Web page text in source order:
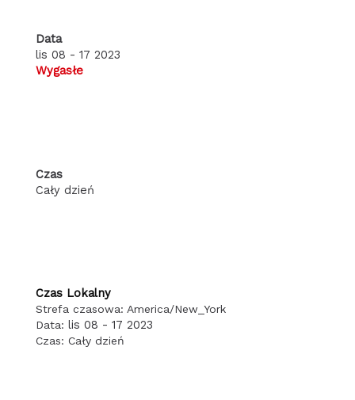
Data
lis 08 - 17 2023
Wygasłe
Czas
Cały dzień
Czas Lokalny
Strefa czasowa: America/New_York
Data: lis 08 - 17 2023
Czas: Cały dzień